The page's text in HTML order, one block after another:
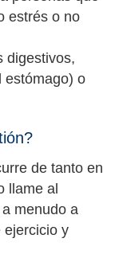
estrés o no
digestivos,
estómago) o
de tanto en
llame al
menudo a
ejercicio y